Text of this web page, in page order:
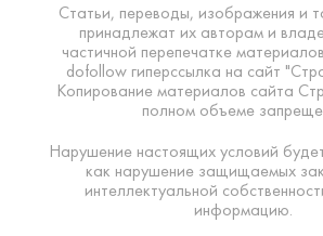
Статьи, переводы, изображения и
принадлежат их авторам и
частичной перепечатке
dofollow гиперссылка на сайт
Копирование материалов сайта
полном объеме
Нарушение настоящих условий
как нарушение защищаемых
интеллектуальной
информацию.